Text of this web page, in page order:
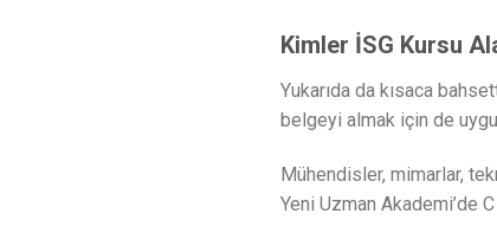
Kimler İSG Kursu
Yukarıda da kısaca
belgeyi almak için de
Mühendisler, mimarlar,
Yeni Uzman Akademi’de